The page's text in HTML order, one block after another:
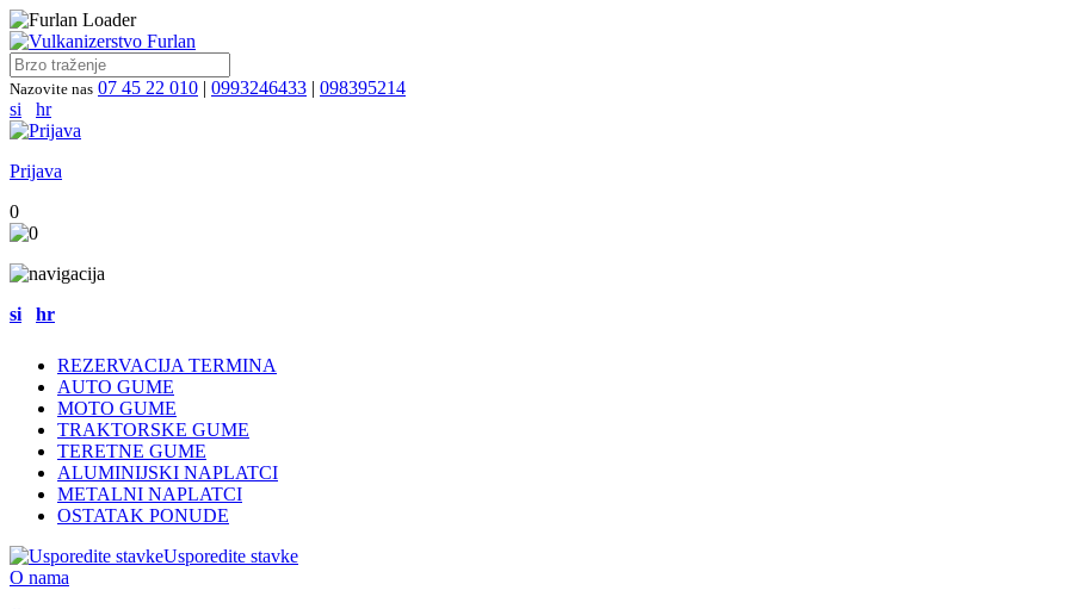
Nazovite nas 07 45 22 010 | 0993246433 | 098395214
si
hr
Prijava
0
si hr
REZERVACIJA TERMINA
AUTO GUME
MOTO GUME
TRAKTORSKE GUME
TERETNE GUME
ALUMINIJSKI NAPLATCI
METALNI NAPLATCI
OSTATAK PONUDE
Usporedite stavke
O nama